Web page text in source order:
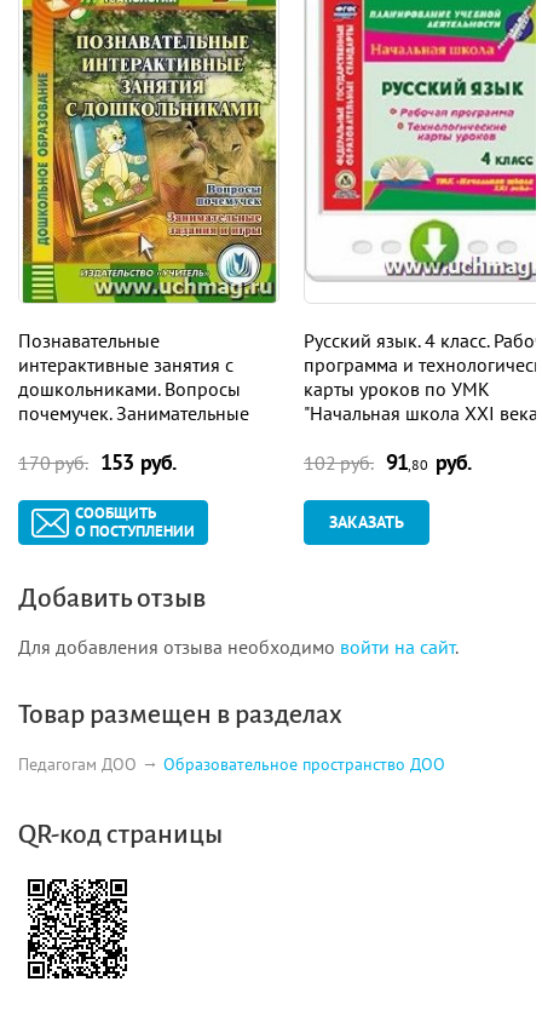
Познавательные
интерактивные занятия с
дошкольниками. Вопросы
почемучек. Занимательные
для компьютера
170 руб. 153 руб.
СООБЩИТЬ
О ПОСТУПЛЕНИИ
Русский язык. 4 класс.
программа и
карты уроков по УМК
"Начальная школа XXI
через Интернет
102 руб. 91 ,80 руб.
ЗАКАЗАТЬ
Добавить отзыв
Для добавления отзыва необходимо войти на сайт.
Товар размещен в разделах
Педагогам ДОО Образовательное пространство ДОО
QR-код страницы